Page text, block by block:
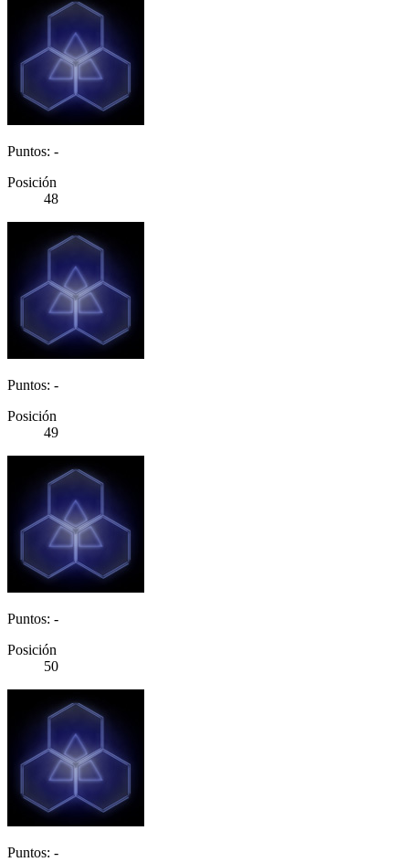
Puntos: -
Posición
48
Puntos: -
Posición
49
Puntos: -
Posición
50
Puntos: -